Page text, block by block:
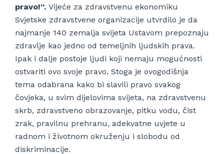
pravo!“. Vijeće za zdravstvenu ekonomiku
Svjetske zdravstvene organizacije utvrdilo je da
najmanje 140 zemalja svijeta Ustavom prepoznaju
zdravlje kao jedno od temeljnih ljudskih prava.
Ipak i dalje postoje ljudi koji nemaju mogućnosti
ostvariti ovo svoje pravo. Stoga je ovogodišnja
tema odabrana kako bi slavili pravo svakog
čovjeka, u svim dijelovima svijeta, na zdravstvenu
skrb, zdravstveno obrazovanje, pitku vodu, čist
zrak, pravilnu prehranu, adekvatne uvjete u
radnom i životnom okruženju i slobodu od
diskriminacije.